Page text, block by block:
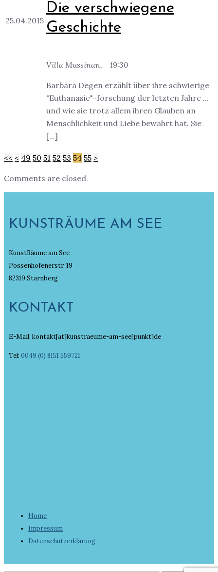
25.04.2015
Die verschwiegene
Geschichte
Villa Mussinan, - 19:30
Barbara Degen erzählt über ihre schwierige
"Euthanasie"-forschung der letzten Jahre ...
und wie sie trotz allem ihren Glauben an
Menschlichkeit und Liebe bewahrt hat. Sie
[...]
<< < 49 50 51 52 53 54 55 >
Comments are closed.
KUNSTRÄUME AM SEE
KunstRäume am See
Possenhofenerstr. 19
82319 Starnberg
KONTAKT
E-Mail: kontakt[at]kunstraeume-am-see[punkt]de
Tel: 0049 (0) 8151 559721
Home
Impressum
Datenschutzerklärung